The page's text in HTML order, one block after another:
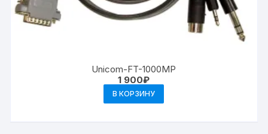
Unicom-FT-1000MP
1 900₽
В КОРЗИНУ